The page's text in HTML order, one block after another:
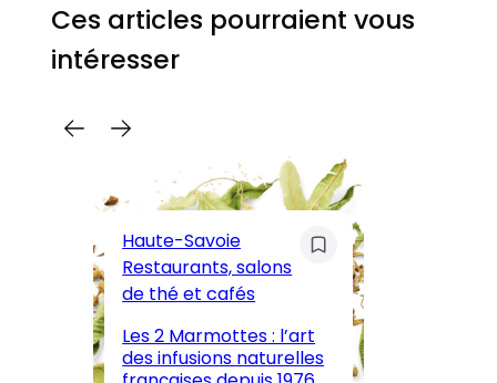
Ces articles pourraient vous
intéresser
Haute-Savoie
Restaurants, salons
de thé et cafés
Les 2 Marmottes : l’art
des infusions naturelles